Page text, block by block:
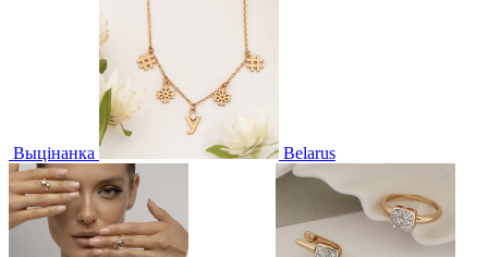
Выцінанка Belarus